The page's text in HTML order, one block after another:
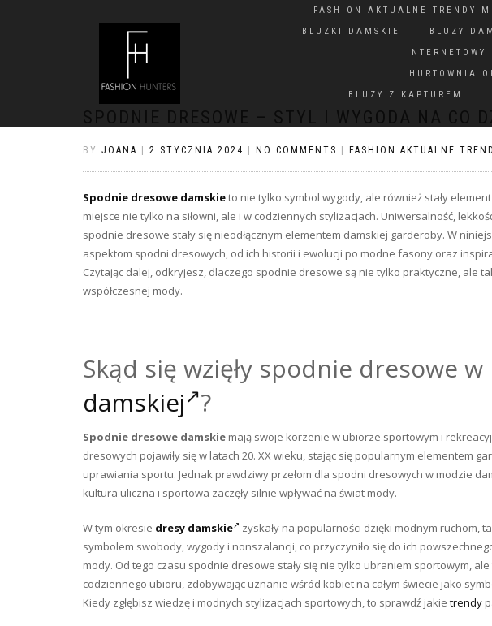
FASHION AKTUALNE TRENDY
BLUZKI DAMSKIE
BLUZY
HURTOWNIA
BLUZY Z KAPTUREM
SPODNIE DRESOWE – STYL I WYGODA NA CO
BY JOANA 2 STYCZNIA 2024 NO COMMENTS FASHION AKTUALNE
Spodnie dresowe damskieto nie tylko symbol wygody, ale również stały
miejsce nie tylko na siłowni, ale i w codziennych stylizacjach. Uniwersalność,
spodnie dresowe stały się nieodłącznym elementem damskiej garderoby. W
aspektom spodni dresowych, od ich historii i ewolucji po modne fasony oraz
Czytając dalej, odkryjesz, dlaczego spodnie dresowe są nie tylko praktyczne, ale
współczesnej mody.
Skąd się wzięły spodnie dresowe w
damskiej ?
Spodnie dresowe damskie mają swoje korzenie w ubiorze sportowym i
dresowych pojawiły się w latach 20. XX wieku, stając się popularnym elementem
uprawiania sportu. Jednak prawdziwy przełom dla spodni dresowych w modzie
kultura uliczna i sportowa zaczęły silnie wpływać na świat mody.
W tym okresie dresy damskie
zyskały na popularności dzięki modnym ruchom,
symbolem swobody, wygody i nonszalancji, co przyczyniło się do ich
mody. Od tego czasu spodnie dresowe stały się nie tylko ubraniem sportowym,
codziennego ubioru, zdobywając uznanie wśród kobiet na całym świecie jako
Kiedy zgłębisz wiedzę i modnych stylizacjach sportowych, to sprawdź jakie trendy